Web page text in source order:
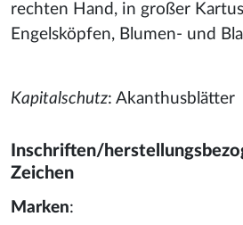
rechten Hand, in großer
Engelsköpfen, Blumen- und
Kapitalschutz: Akanthusblätter
Inschriften/
Zeichen
Marken: